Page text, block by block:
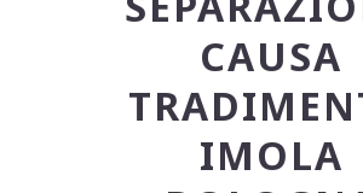
CAUSA
IMOLA